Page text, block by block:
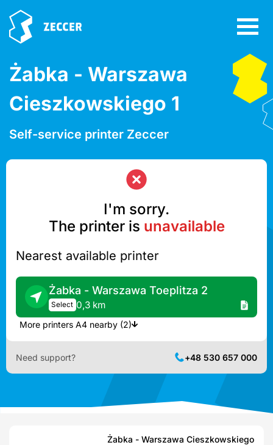
Żabka - Warszawa
Cieszkowskiego 1
Self-service printer Zeccer
I'm sorry.
The printer is unavailable
Nearest available printer
Żabka - Warszawa Toeplitza 2
Select 0,3 km
More printers A4 nearby (2)
Need support? +48 530 657 000
Żabka - Warszawa Cieszkowskiego